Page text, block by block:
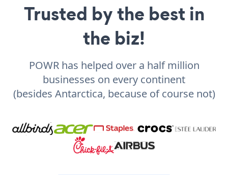
Trusted by the best in
the biz!
POWR has helped over a half million
businesses on every continent
(besides Antarctica, because of course not)